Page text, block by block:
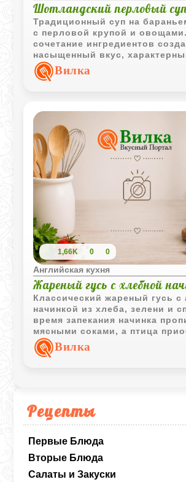
Рецепты
Первые Блюда
Вторые Блюда
Салаты и Закуски
Шотландский перловый
Традиционный суп на
с перловой крупой и
сочетание ингредиентов
насыщенный вкус,
старинной шотландской кухни.
Вилка
1,66K 0 0
Английская кухня
Жареный гусь с хлебной
Классический жареный гусь с
начинкой из хлеба, зелени и
время запекания начинка
мясными соками, а птица
аппетитную румяную корочку.
Вилка